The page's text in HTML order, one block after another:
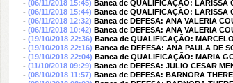
- (06/11/2018 15:45) Banca de QUALIFICAÇÃO: LARISSA
- (06/11/2018 15:44) Banca de QUALIFICAÇÃO: LARISSA
- (06/11/2018 12:32) Banca de DEFESA: ANA VALERIA
- (06/11/2018 10:42) Banca de DEFESA: ANA VALERIA
- (19/10/2018 22:36) Banca de QUALIFICAÇÃO:
- (19/10/2018 22:16) Banca de DEFESA: ANA PAULA DE
- (19/10/2018 22:04) Banca de QUALIFICAÇÃO: MARIA
- (11/10/2018 09:29) Banca de DEFESA: JULIO CESAR
- (08/10/2018 11:57) Banca de DEFESA: BARNORA